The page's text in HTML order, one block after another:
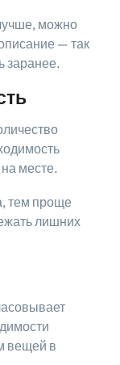
можно
— так
заранее.
месте.
тем проще
лишних
вещей в